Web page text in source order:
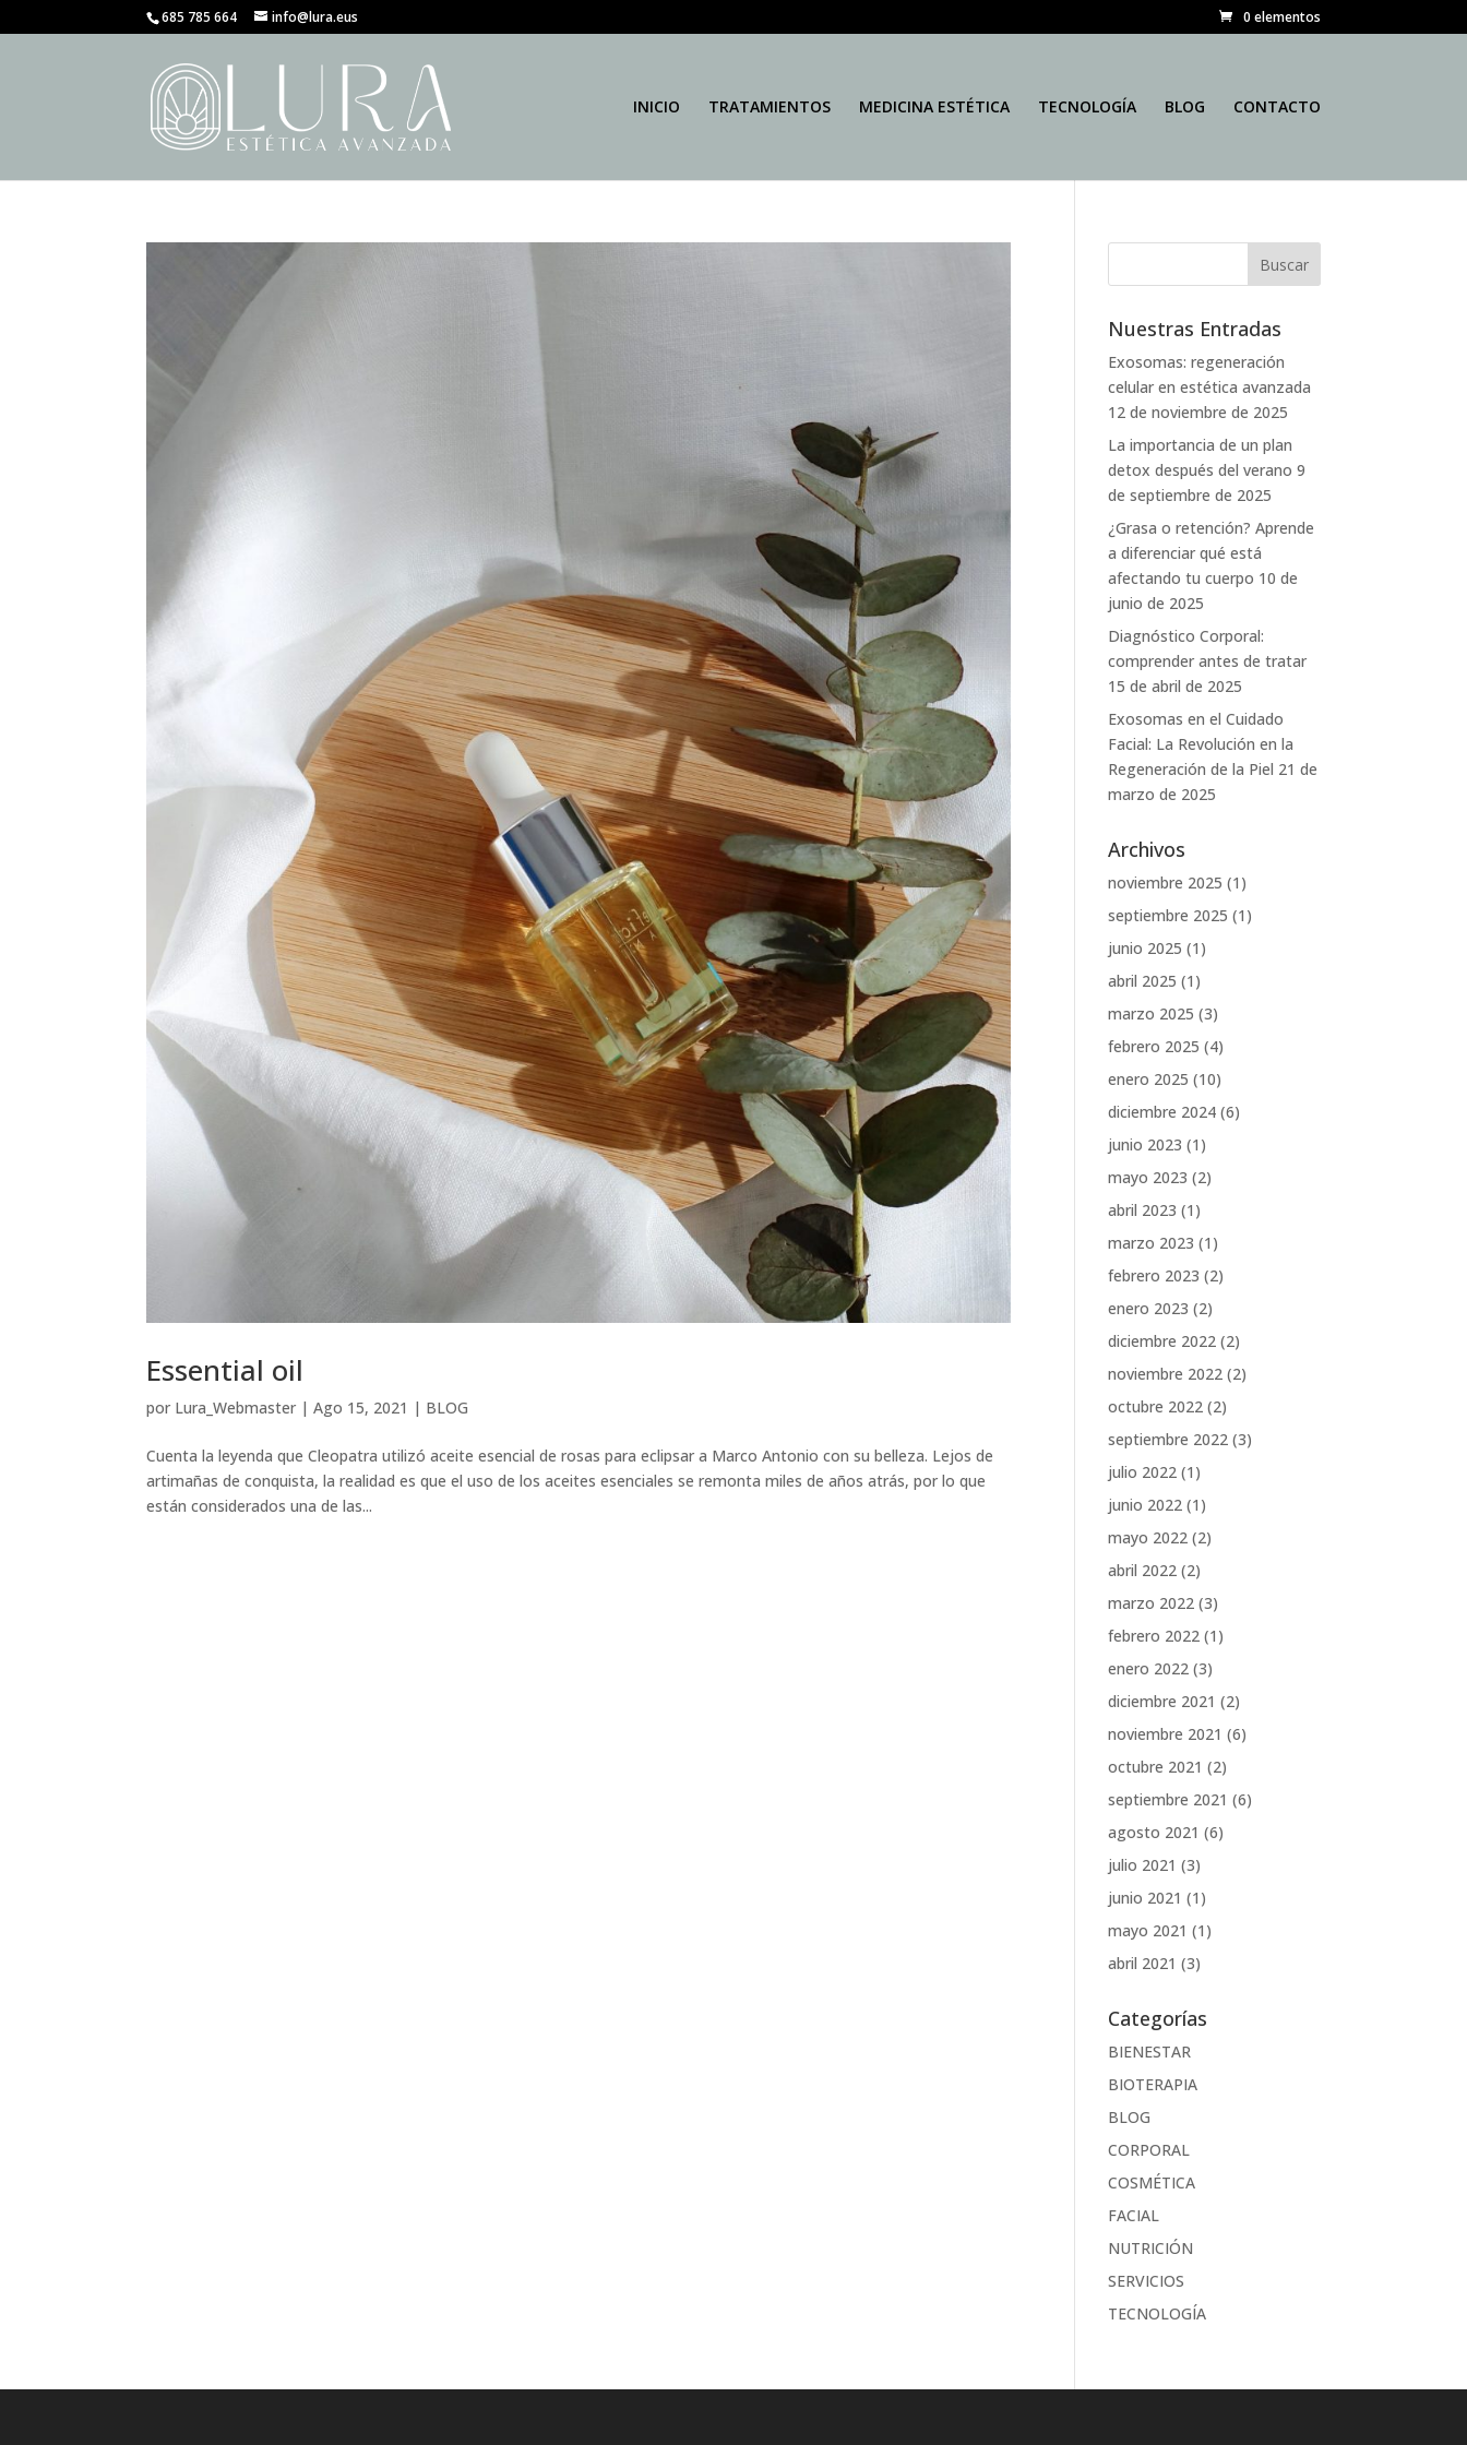
685 785 664 info@lura.eus 0 elementos
INICIO TRATAMIENTOS MEDICINA ESTÉTICA TECNOLOGÍA BLOG CONTACTO
Essential oil
por Lura_Webmaster |Ago 15, 2021 | BLOG
Cuenta la leyenda que Cleopatra utilizó aceite esencial de rosas para eclipsar a Marco Antonio con su belleza. Lejos de
artimañas de conquista, la realidad es que el uso de los aceites esenciales se remonta miles de años atrás, por lo que
están considerados una de las...
Nuestras Entradas
Exosomas: regeneración
celular en estética avanzada
12 de noviembre de 2025
La importancia de un plan
detox después del verano 9
de septiembre de 2025
¿Grasa o retención? Aprende
a diferenciar qué está
afectando tu cuerpo 10 de
junio de 2025
Diagnóstico Corporal:
comprender antes de tratar
15 de abril de 2025
Exosomas en el Cuidado
Facial: La Revolución en la
Regeneración de la Piel 21 de
marzo de 2025
Archivos
noviembre 2025 (1)
septiembre 2025 (1)
junio 2025 (1)
abril 2025 (1)
marzo 2025 (3)
febrero 2025 (4)
enero 2025 (10)
diciembre 2024 (6)
junio 2023 (1)
mayo 2023 (2)
abril 2023 (1)
marzo 2023 (1)
febrero 2023 (2)
enero 2023 (2)
diciembre 2022 (2)
noviembre 2022 (2)
octubre 2022 (2)
septiembre 2022 (3)
julio 2022 (1)
junio 2022 (1)
mayo 2022 (2)
abril 2022 (2)
marzo 2022 (3)
febrero 2022 (1)
enero 2022 (3)
diciembre 2021 (2)
noviembre 2021 (6)
octubre 2021 (2)
septiembre 2021 (6)
agosto 2021 (6)
julio 2021 (3)
junio 2021 (1)
mayo 2021 (1)
abril 2021 (3)
Categorías
BIENESTAR
BIOTERAPIA
BLOG
CORPORAL
COSMÉTICA
FACIAL
NUTRICIÓN
SERVICIOS
TECNOLOGÍA